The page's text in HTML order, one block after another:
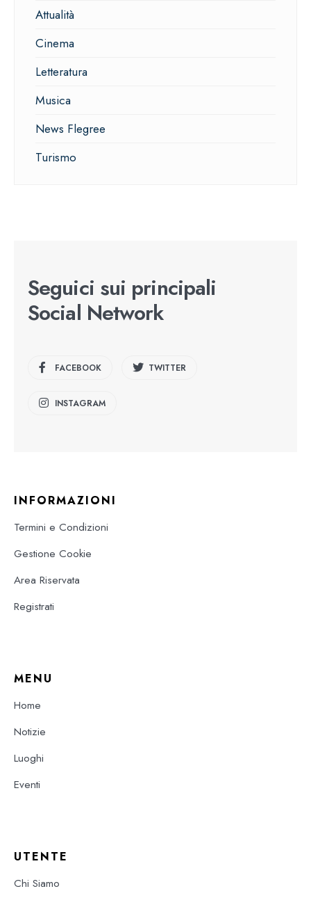
Attualità
Cinema
Letteratura
Musica
News Flegree
Turismo
Seguici sui principali
Social Network
FACEBOOK TWITTER
INSTAGRAM
INFORMAZIONI
Termini e Condizioni
Gestione Cookie
Area Riservata
Registrati
MENU
Home
Notizie
Luoghi
Eventi
UTENTE
Chi Siamo